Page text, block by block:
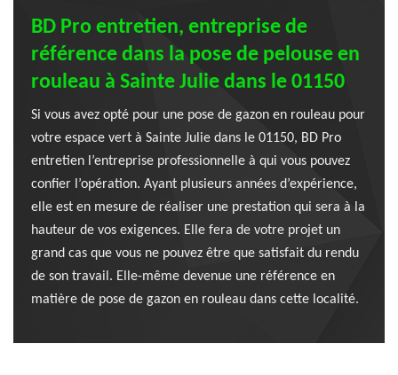
BD Pro entretien, entreprise de
référence dans la pose de pelouse en
rouleau à Sainte Julie dans le 01150
Si vous avez opté pour une pose de gazon en rouleau pour
votre espace vert à Sainte Julie dans le 01150, BD Pro
entretien l’entreprise professionnelle à qui vous pouvez
confier l’opération. Ayant plusieurs années d’expérience,
elle est en mesure de réaliser une prestation qui sera à la
hauteur de vos exigences. Elle fera de votre projet un
grand cas que vous ne pouvez être que satisfait du rendu
de son travail. Elle-même devenue une référence en
matière de pose de gazon en rouleau dans cette localité.